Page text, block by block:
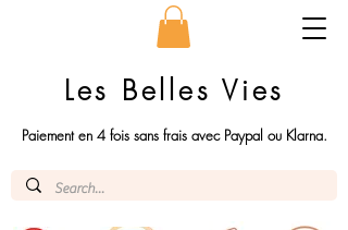
Les Belles Vies
Paiement en 4 fois sans frais avec Paypal ou Klarna.